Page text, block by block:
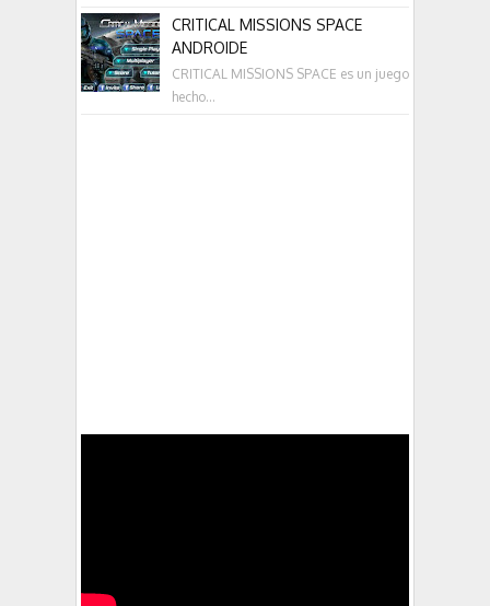
CRITICAL MISSIONS SPACE
ANDROIDE
CRITICAL MISSIONS SPACE es un juego
hecho...